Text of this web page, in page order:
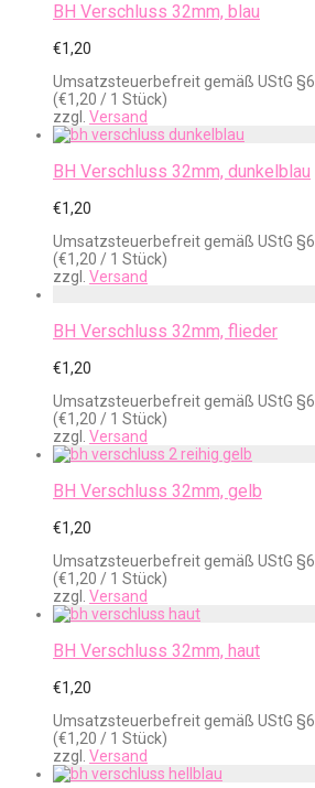
BH Verschluss 32mm, blau
€1,20
Umsatzsteuerbefreit gemäß UStG §6
(€1,20 / 1 Stück)
zzgl. Versand
BH Verschluss 32mm, dunkelblau
€1,20
Umsatzsteuerbefreit gemäß UStG §6
(€1,20 / 1 Stück)
zzgl. Versand
BH Verschluss 32mm, flieder
€1,20
Umsatzsteuerbefreit gemäß UStG §6
(€1,20 / 1 Stück)
zzgl. Versand
BH Verschluss 32mm, gelb
€1,20
Umsatzsteuerbefreit gemäß UStG §6
(€1,20 / 1 Stück)
zzgl. Versand
BH Verschluss 32mm, haut
€1,20
Umsatzsteuerbefreit gemäß UStG §6
(€1,20 / 1 Stück)
zzgl. Versand